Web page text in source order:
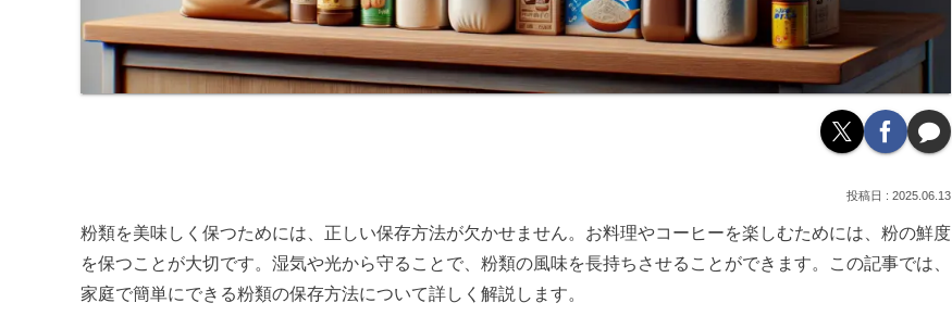
2025.06.13
粉類を美味しく保つためには、正しい保存方法が欠かせません。お料理やコーヒーを楽しむためには、粉の鮮度
を保つことが大切です。湿気や光から守ることで、粉類の風味を長持ちさせることができます。この記事では、
家庭で簡単にできる粉類の保存方法について詳しく解説します。